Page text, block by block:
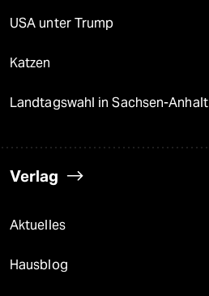
USA unter Trump
Katzen
Landtagswahl in Sachsen-Anhalt
Verlag
Aktuelles
Hausblog